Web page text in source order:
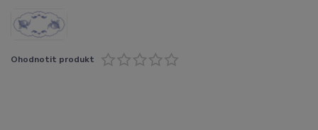
Ohodnotit produkt